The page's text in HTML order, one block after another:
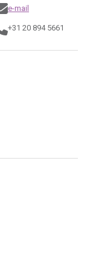
e-mail
+31 20 894 5661